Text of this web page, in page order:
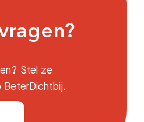
Stel ze
BeterDichtbij.